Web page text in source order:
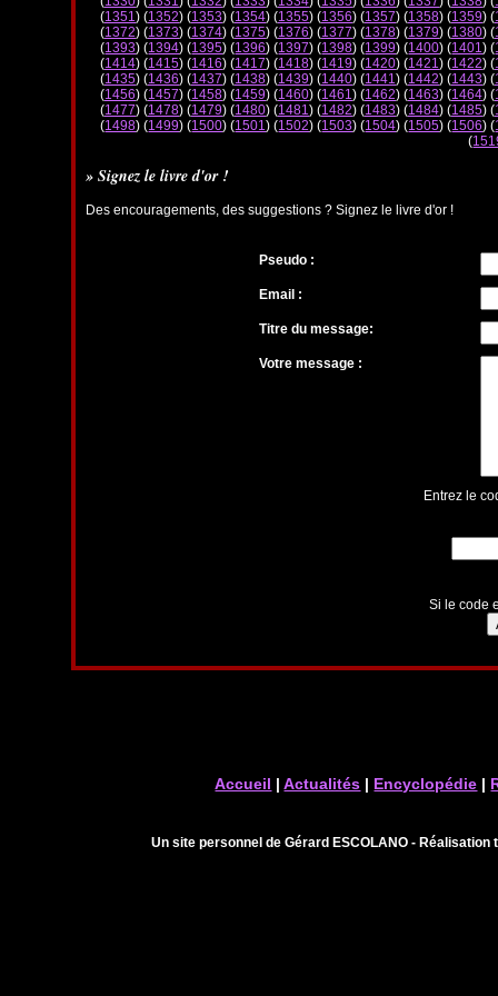
(1351) (1352) (1353) (1354) (1355) (1356) (1357) (1358) (1359) (
(1372) (1373) (1374) (1375) (1376) (1377) (1378) (1379) (1380) (
(1393) (1394) (1395) (1396) (1397) (1398) (1399) (1400) (1401) (
(1414) (1415) (1416) (1417) (1418) (1419) (1420) (1421) (1422) (
(1435) (1436) (1437) (1438) (1439) (1440) (1441) (1442) (1443) (
(1456) (1457) (1458) (1459) (1460) (1461) (1462) (1463) (1464) (
(1477) (1478) (1479) (1480) (1481) (1482) (1483) (1484) (1485) (
(1498) (1499) (1500) (1501) (1502) (1503) (1504) (1505) (1506) (
(
» Signez le livre d'or !
Des encouragements, des suggestions ? Signez le livre d'or !
Pseudo :
Email :
Titre du message:
Votre message :
Entrez le
Si le code
Accueil |Actualités | Encyclopédie |
Un site personnel de Gérard ESCOLANO -